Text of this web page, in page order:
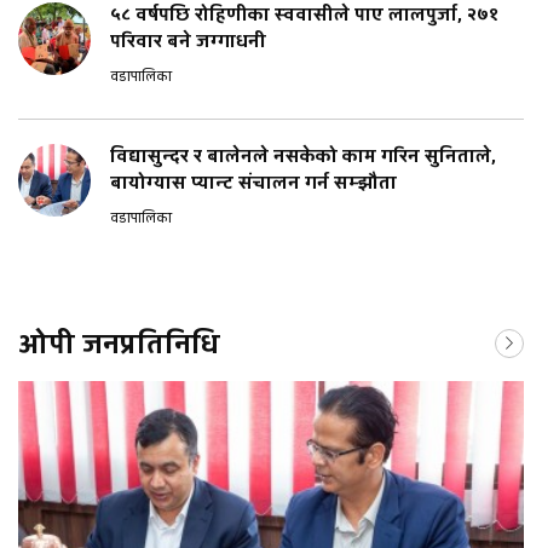
५८ वर्षपछि रोहिणीका स्ववासीले पाए लालपुर्जा, २७१
परिवार बने जग्गाधनी
वडापालिका
विद्यासुन्दर र बालेनले नसकेको काम गरिन सुनिताले,
बायोग्यास प्यान्ट संचालन गर्न सम्झौता
वडापालिका
ओपी जनप्रतिनिधि